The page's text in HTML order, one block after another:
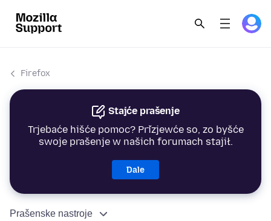
Firefox
Stajće prašenje
Trjebaće hišće pomoc? Přizjewće so, zo byšće
swoje prašenje w našich forumach stajił.
Dale
Prašenske nastroje